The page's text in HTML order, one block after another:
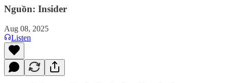
Nguồn: Insider
Aug 08, 2025
Listen